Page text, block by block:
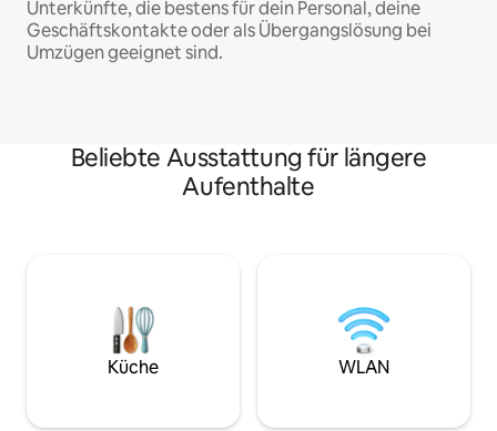
Unterkünfte, die bestens für dein Personal, deine
Geschäftskontakte oder als Übergangslösung bei
Umzügen geeignet sind.
Beliebte Ausstattung für längere
Aufenthalte
Küche WLAN